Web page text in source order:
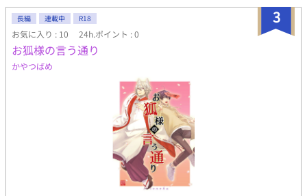
3
長編 連載中 R18
お気に入り : 10 24h.ポイント : 0
お狐様の言う通り
かやつばめ